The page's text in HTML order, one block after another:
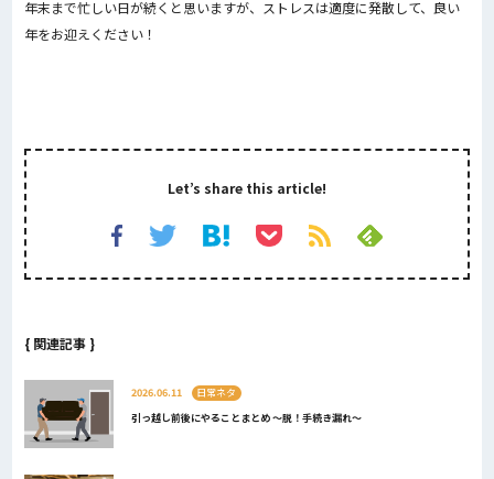
年末まで忙しい日が続くと思いますが、ストレスは適度に発散して、良い
年をお迎えください！
Let’s share this article!
{ 関連記事 }
2026.06.11
日常ネタ
引っ越し前後にやることまとめ ～脱！手続き漏れ～